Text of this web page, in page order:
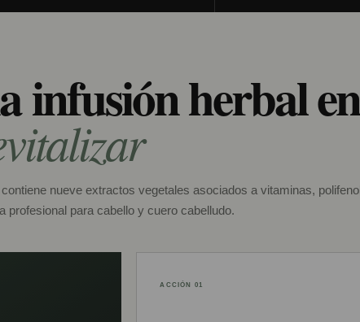
infusión herbal
nueve extractos vegetales asociados a vitaminas,
profesional para cabello y cuero cabelludo.
ACCIÓN 01